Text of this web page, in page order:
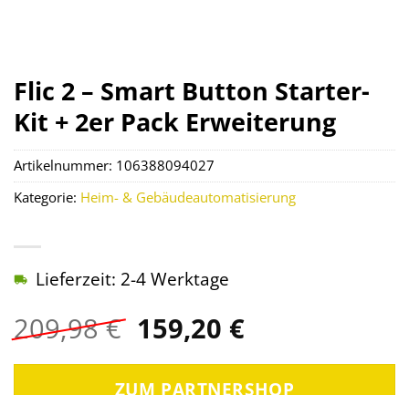
Flic 2 – Smart Button Starter-
Kit + 2er Pack Erweiterung
209,98€ Ursprünglicher
Preis
war:
159,20 €Aktueller
ist:
Lieferzeit: 2-4 Werktage
ZUM PARTNERSHOP
Artikelnummer: 106388094027
Kategorie: Heim- & Gebäudeautomatisierung